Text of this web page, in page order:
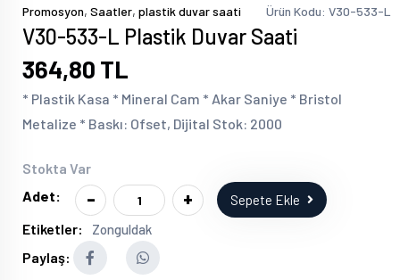
Promosyon, Saatler, plastik duvar saati Ürün Kodu: V30-533-L
V30-533-L Plastik Duvar Saati
364,80 TL
* Plastik Kasa * Mineral Cam * Akar Saniye * Bristol
Metalize * Baskı: Ofset, Dijital Stok: 2000
Stokta Var
Adet:
- + Sepete Ekle
Etiketler: Zonguldak
Paylaş: